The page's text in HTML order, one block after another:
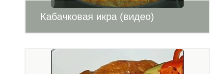
Кабачковая икра (видео)